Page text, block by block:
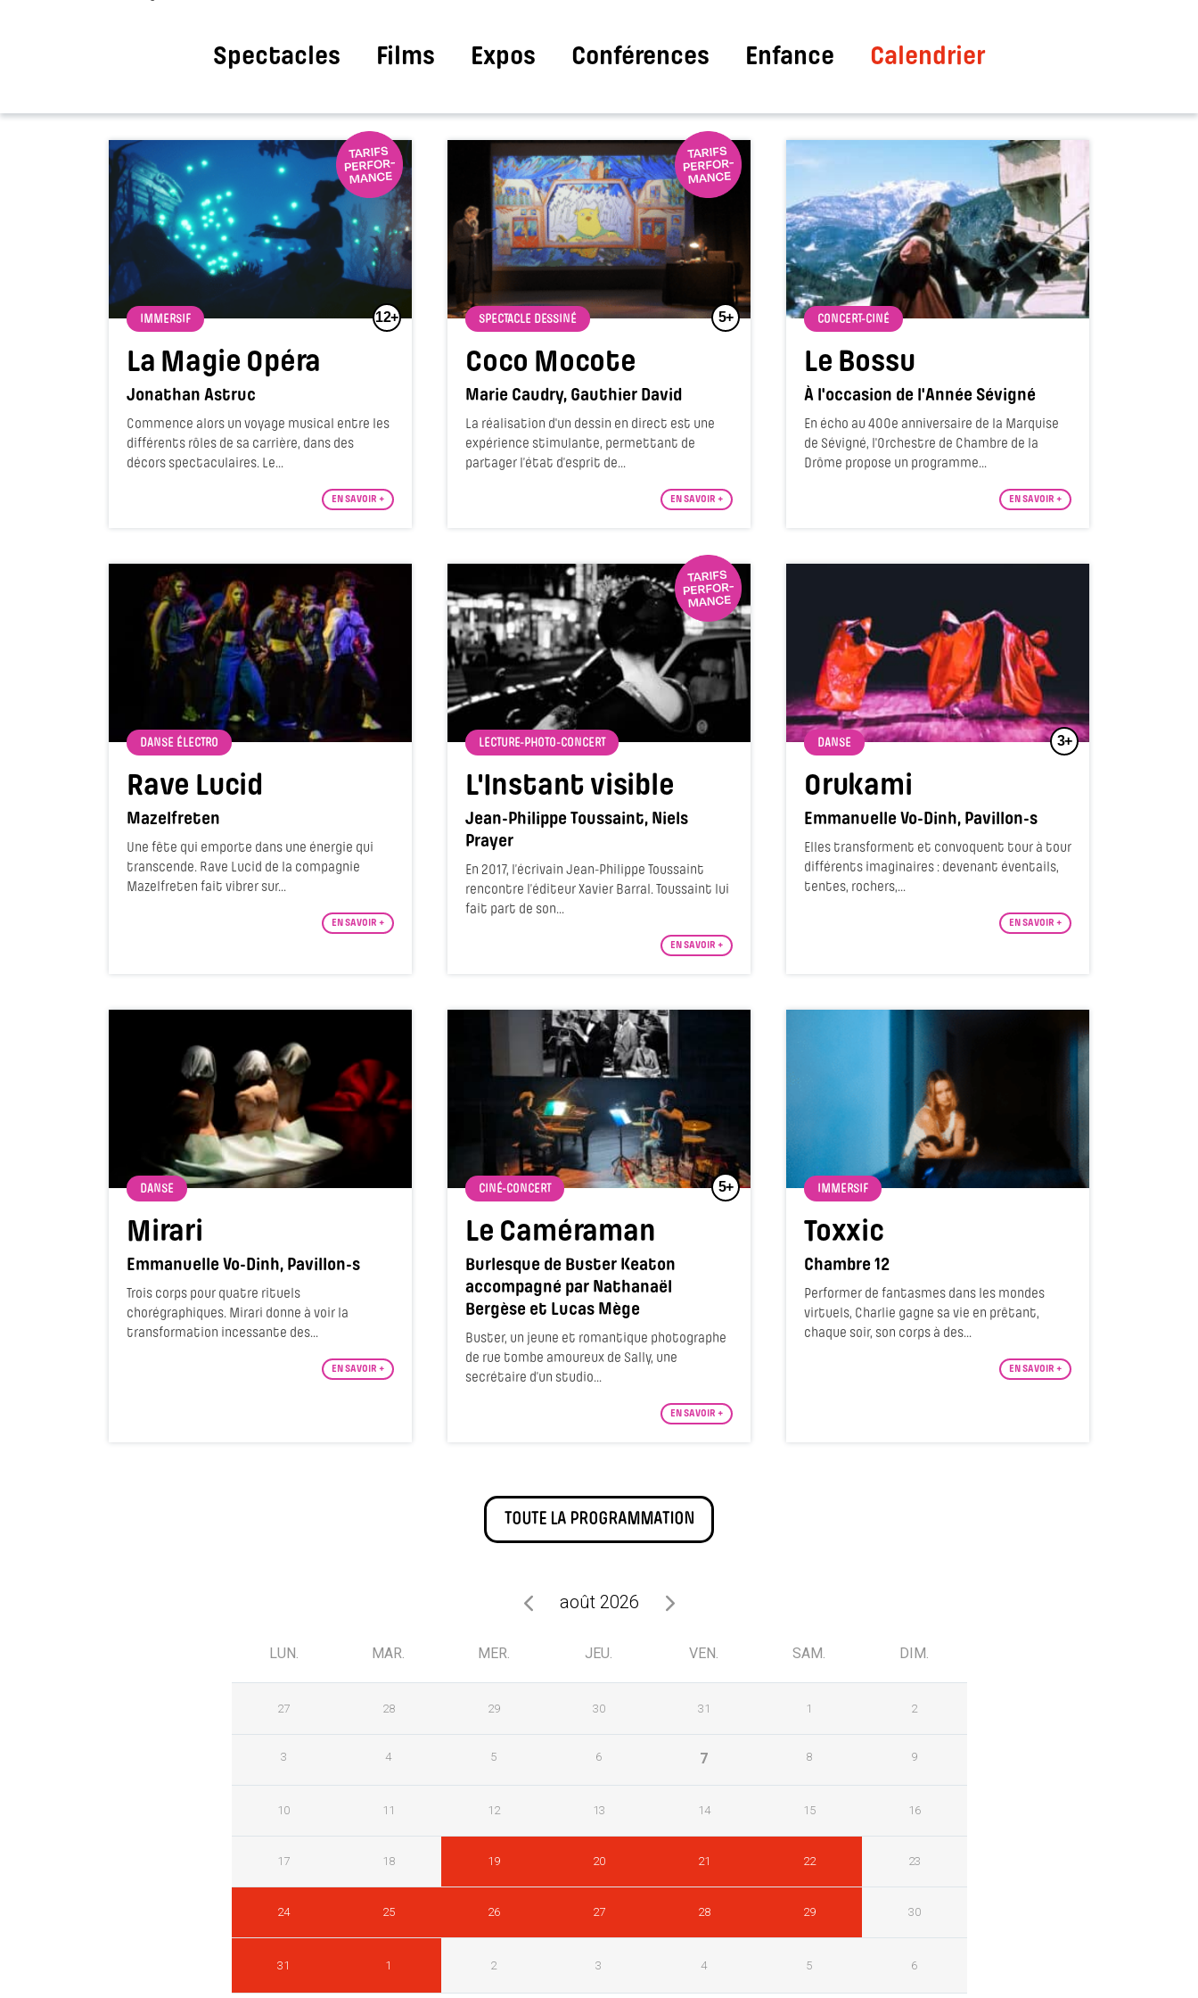
Spectacles Films Expos Conférences Enfance Calendrier
12+
IMMERSIF
La Magie Opéra
Jonathan Astruc
Commence alors un voyage musical entre les
différents rôles de sa carrière, dans des
décors spectaculaires. Le...
EN SAVOIR +
5+
SPECTACLE DESSINÉ
Coco Mocote
Marie Caudry, Gauthier David
La réalisation d'un dessin en direct est une
expérience stimulante, permettant de
partager l’état d’esprit de...
EN SAVOIR +
CONCERT-CINÉ
Le Bossu
À l'occasion de l'Année Sévigné
En écho au 400e anniversaire de la Marquise
de Sévigné, l'Orchestre de Chambre de la
Drôme propose un programme...
EN SAVOIR +
DANSE ÉLECTRO
Rave Lucid
Mazelfreten
Une fête qui emporte dans une énergie qui
transcende. Rave Lucid de la compagnie
Mazelfreten fait vibrer sur...
EN SAVOIR +
LECTURE-PHOTO-CONCERT
L'Instant visible
Jean-Philippe Toussaint, Niels
Prayer
En 2017, l’écrivain Jean-Philippe Toussaint
rencontre l’éditeur Xavier Barral. Toussaint lui
fait part de son...
EN SAVOIR +
3+
DANSE
Orukami
Emmanuelle Vo-Dinh, Pavillon-s
Elles transforment et convoquent tour à tour
différents imaginaires : devenant éventails,
tentes, rochers,...
EN SAVOIR +
DANSE
Mirari
Emmanuelle Vo-Dinh, Pavillon-s
Trois corps pour quatre rituels
chorégraphiques. Mirari donne à voir la
transformation incessante des...
EN SAVOIR +
5+
CINÉ-CONCERT
Le Caméraman
Burlesque de Buster Keaton
accompagné par Nathanaël
Bergèse et Lucas Mège
Buster, un jeune et romantique photographe
de rue tombe amoureux de Sally, une
secrétaire d’un studio...
EN SAVOIR +
IMMERSIF
Toxxic
Chambre 12
Performer de fantasmes dans les mondes
virtuels, Charlie gagne sa vie en prêtant,
chaque soir, son corps à des...
EN SAVOIR +
TOUTE LA PROGRAMMATION
août 2026
LUN. MAR. MER. JEU. VEN. SAM. DIM.
27 28 29 30 31 1 2
3 4 5 6 7 8 9
10 11 12 13 14 15 16
17 18 19 20 21 22 23
24 25 26 27 28 29 30
31 1 2 3 4 5 6